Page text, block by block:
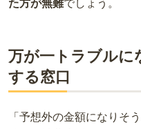
た方が無難でしょう。
万が一トラブルに
する窓口
「予想外の金額になりそ